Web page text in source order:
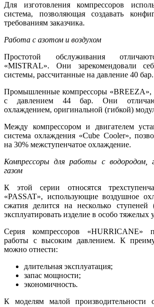
Для изготовления компрессоров
система, позволяющая создавать
требованиям заказчика.
Работа с азотом и воздухом
Простотой обслуживания
«MISTRAL». Они зарекомендовали
системы, рассчитанные на давление 40 бар.
Промышленные компрессоры «BREEZA»,
с давлением 44 бар. Они
охлаждением, оригинальной (гибкой)
Между компрессором и двигателем
система охлаждения «Cube Cooler»,
на 30% межступенчатое охлаждение.
Компрессоры для работы с водородом,
газом
К этой серии относятся
«PASSAT», использующие воздушное
сжатия делится на несколько ступеней
эксплуатировать изделие в особо тяжелых
Серия компрессоров «HURRICANE»
работы с высоким давлением. К
можно отнести:
длительная эксплуатация;
запас мощности;
экономичность.
К моделям малой производительности